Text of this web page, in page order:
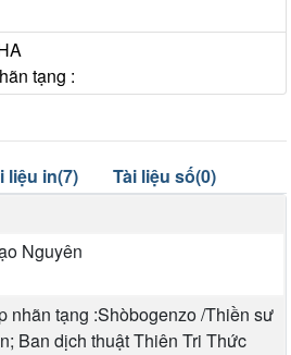
tạng :
liệu in(7)
Tài liệu số(0)
Nguyên
nhãn tạng :Shòbogenzo /Thiền sư
Ban dịch thuật Thiên Tri Thức